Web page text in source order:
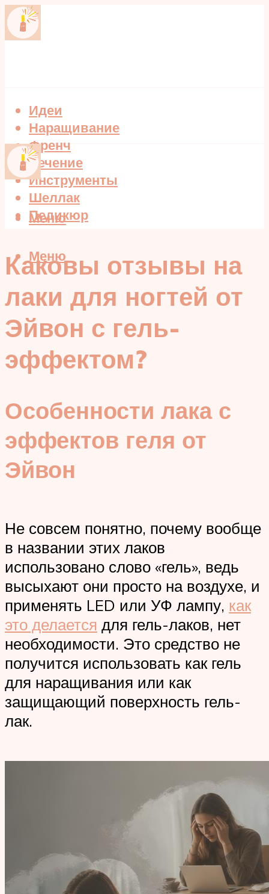
Идеи
Наращивание
Френч
Лечение
Инструменты
Шеллак
Педикюр
Меню
Меню
Каковы отзывы на
лаки для ногтей от
Эйвон с гель-
эффектом?
Особенности лака с
эффектов геля от
Эйвон
Не совсем понятно, почему вообще
в названии этих лаков
использовано слово «гель», ведь
высыхают они просто на воздухе, и
применять LED или УФ лампу, как
это делается для гель-лаков, нет
необходимости. Это средство не
получится использовать как гель
для наращивания или как
защищающий поверхность гель-
лак.